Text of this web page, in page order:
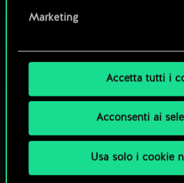
Marketing
Accetta tutti i
Acconsenti ai
Usa solo i cookie